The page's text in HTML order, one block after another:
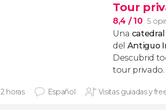
Tour
8,4 / 10 5
Una
del Antiguo
Descubrid
tour privado.
2 horas Español Visitas guiadas y